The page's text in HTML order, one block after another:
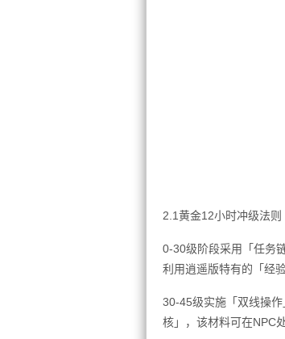
2.1黄金12小时冲级法则
0-30级阶段采用「任务
利用逍遥版特有的「经
30-45级实施「双线操
核」，该材料可在NPC